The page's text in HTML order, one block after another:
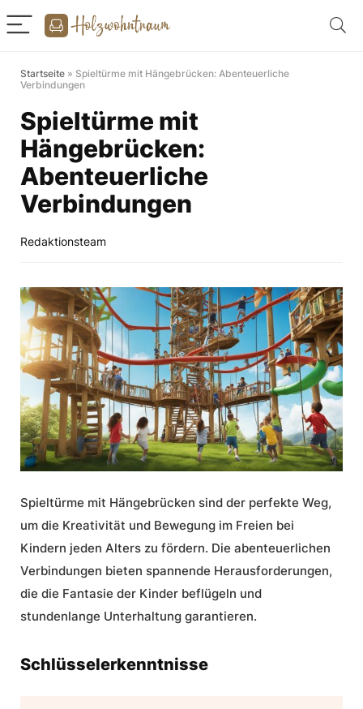
Startseite » Spieltürme mit Hängebrücken: Abenteuerliche
Verbindungen
Spieltürme mit
Hängebrücken:
Abenteuerliche
Verbindungen
Redaktionsteam
Spieltürme mit Hängebrücken sind der perfekte Weg,
um die Kreativität und Bewegung im Freien bei
Kindern jeden Alters zu fördern. Die abenteuerlichen
Verbindungen bieten spannende Herausforderungen,
die die Fantasie der Kinder beflügeln und
stundenlange Unterhaltung garantieren.
Schlüsselerkenntnisse